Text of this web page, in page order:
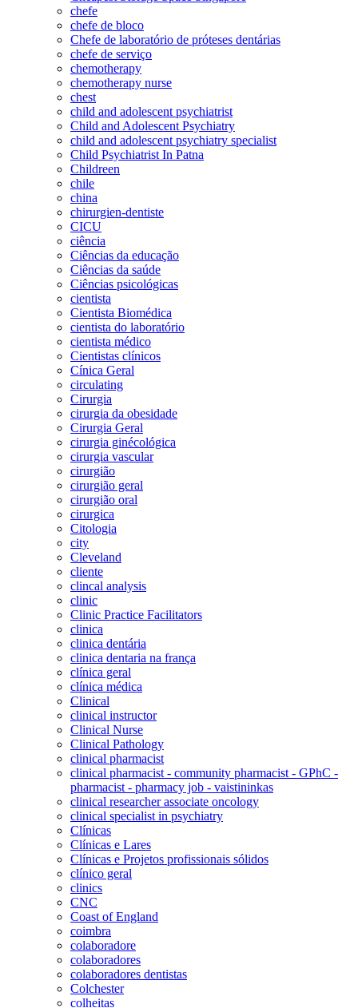
chefe
chefe de bloco
Chefe de laboratório de próteses dentárias
chefe de serviço
chemotherapy
chemotherapy nurse
chest
child and adolescent psychiatrist
Child and Adolescent Psychiatry
child and adolescent psychiatry specialist
Child Psychiatrist In Patna
Childreen
chile
china
chirurgien-dentiste
CICU
ciência
Ciências da educação
Ciências da saúde
Ciências psicológicas
cientista
Cientista Biomédica
cientista do laboratório
cientista médico
Cientistas clínicos
Cínica Geral
circulating
Cirurgia
cirurgia da obesidade
Cirurgia Geral
cirurgia ginécológica
cirurgia vascular
cirurgião
cirurgião geral
cirurgião oral
cirurgica
Citologia
city
Cleveland
cliente
clincal analysis
clinic
Clinic Practice Facilitators
clinica
clinica dentária
clinica dentaria na frança
clínica geral
clínica médica
Clinical
clinical instructor
Clinical Nurse
Clinical Pathology
clinical pharmacist
clinical pharmacist - community pharmacist - GPhC -
pharmacist - pharmacy job - vaistininkas
clinical researcher associate oncology
clinical specialist in psychiatry
Clínicas
Clínicas e Lares
Clínicas e Projetos profissionais sólidos
clínico geral
clinics
CNC
Coast of England
coimbra
colaboradore
colaboradores
colaboradores dentistas
Colchester
colheitas